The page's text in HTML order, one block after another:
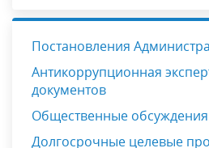
Постановления
Антикоррупционная
документов
Общественные обсуждения
Долгосрочные целевые